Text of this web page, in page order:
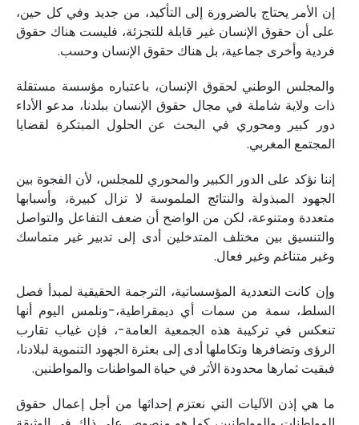
إن الأمر يحتاج بالضرورة إلى التأكيد، من جديد وفي كل حين،
على أن حقوق الإنسان غير قابلة للتجزئة، فليست هناك حقوق
فردية وأخرى جماعية، بل هناك حقوق الإنسان وحسب.
والمجلس الوطني لحقوق الإنسان، باعتباره مؤسسة مستقلة
ذات ولاية شاملة في مجال حقوق الإنسان ببلدنا، مدعو الأداء
دور كبير ومحوري في البحث عن الحلول المبتكرة لقضايا
المجتمع المغربي.
إننا نؤكد على الدور الكبير والمحوري للمجلس، لأن الفجوة بين
الجهود المبذولة والنتائج الملموسة لا تزال كبيرة، وأسبابها
متعددة ومتنوعة، لكن من الواضح أن ضعف التفاعل والتواصل
والتنسيق بين مختلف المتدخلين أدى إلى تدبير غير متماسك
وغير متناغم وغير فعال.
وإن كانت التعددية المؤسساتية، الترجمة الحقيقية لمبدأ فصل
السلط، سمة من سمات أي ديمقراطية،-ونلمس اليوم أنها
تنعكس في تركيبة هذه الجمعية العامة-، فإن غياب تقارب
الرؤى وتضافرها وتكاملها أدى إلى بعثرة الجهود التنموية لبلادنا،
‏فبقيت ثمارها محدودة الأثر في حياة ‏المواطنات والمواطنين.
ما هي إذن الآليات التي نعتزم إحداثها من أجل إعمال حقوق